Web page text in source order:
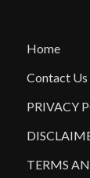
Home
Contact Us
PRIVACY
TERMS